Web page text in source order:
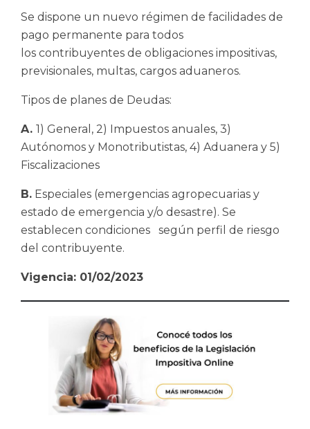
Se dispone un nuevo régimen de facilidades de
pago permanente para todos
los contribuyentes de obligaciones impositivas,
previsionales, multas, cargos aduaneros.
Tipos de planes de Deudas:
A. 1) General, 2) Impuestos anuales, 3)
Autónomos y Monotributistas, 4) Aduanera y 5)
Fiscalizaciones
B. Especiales (emergencias agropecuarias y
estado de emergencia y/o desastre). Se
establecen condiciones según perfil de riesgo
del contribuyente.
Vigencia: 01/02/2023